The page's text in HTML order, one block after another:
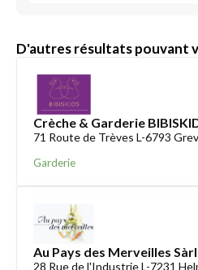
D'autres résultats pouvant
Crèche & Garderie
71 Route de Trèves L-6793
Garderie
Au Pays des Merveilles Sàrl
28 Rue de l'Industrie L-7231